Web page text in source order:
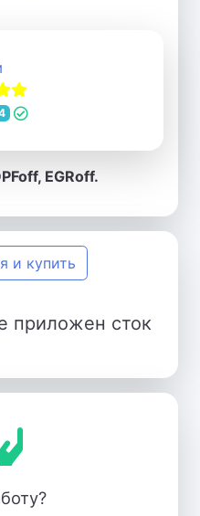
EGRoff.
и купить
приложен сток